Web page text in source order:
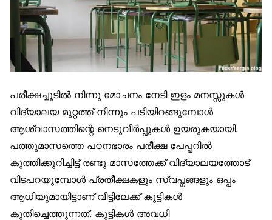
പരീക്ഷച്ചൂടില്‍ നിന്നു മോചനം നേടി ഇളം മനസ്സുകള്‍
വിദ്യാലയ മുറ്റത്ത് നിന്നും പടിയിറങ്ങുമ്പോള്‍
ആശ്വാസത്തിന്റെ നെടുവീര്‍പ്പുകള്‍ ഉയരുകയായി.
പത്തുമാസത്തെ പഠനഭാരം പരീക്ഷ പേപ്പറില്‍
കുത്തിക്കുറിച്ചിട്ട് രണ്ടു മാസത്തേക്ക് വിദ്യാലയത്തോട്
വിടപറയുമ്പോള്‍ പ്രതീക്ഷകളും സ്വപ്നങ്ങളും ഒപ്പം
ആധിയുമായിട്ടാണ് വീട്ടിലേക്ക് കുട്ടികള്‍
കുതിച്ചെത്തുന്നത്. കുട്ടികള്‍ അവധി